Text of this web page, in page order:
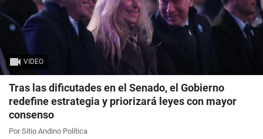
VIDEO
Tras las dificutades en el Senado, el Gobierno
redefine estrategia y priorizará leyes con mayor
consenso
Por Sitio Andino Política